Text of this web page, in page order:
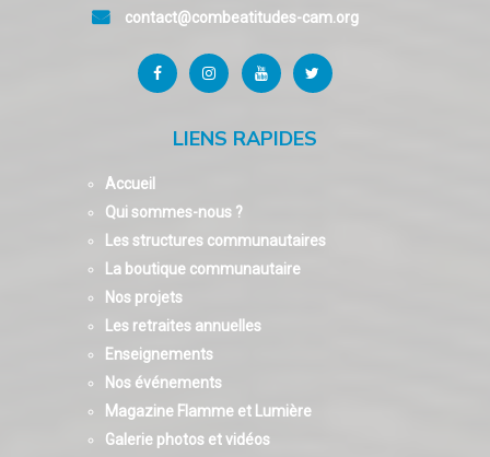
contact@combeatitudes-cam.org
LIENS RAPIDES
Accueil
Qui sommes-nous ?
Les structures communautaires
La boutique communautaire
Nos projets
Les retraites annuelles
Enseignements
Nos événements
Magazine Flamme et Lumière
Galerie photos et vidéos